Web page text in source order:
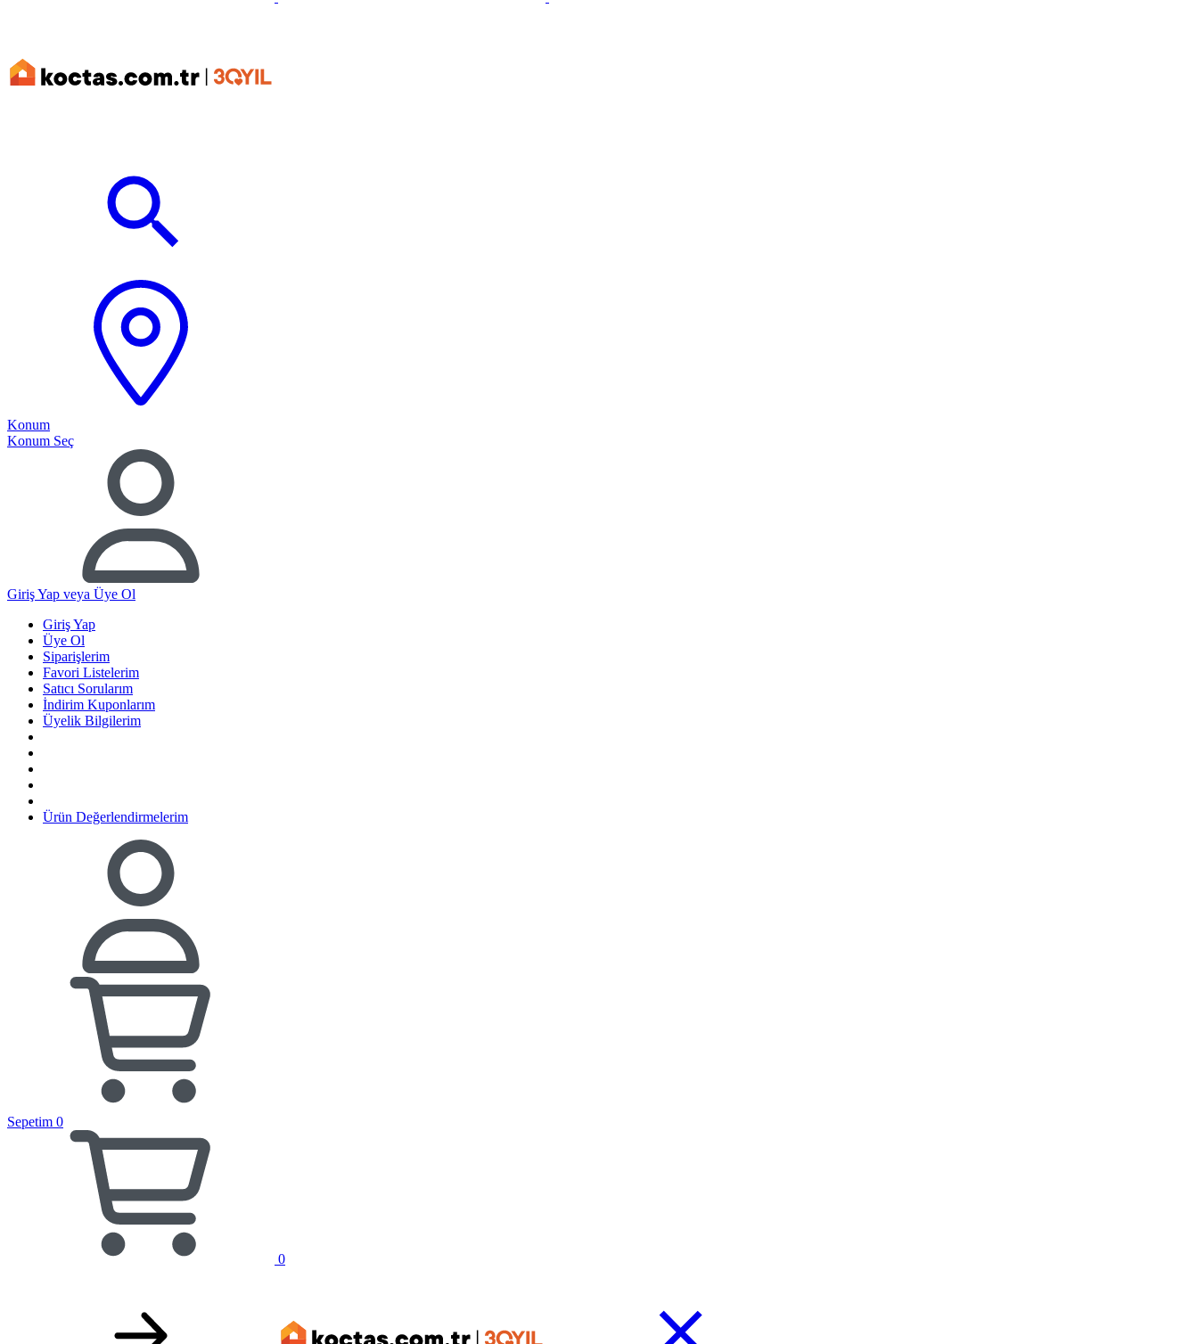
Konum
Konum Seç
Giriş Yap veya Üye Ol
Giriş Yap
Üye Ol
Siparişlerim
Favori Listelerim
Satıcı Sorularım
İndirim Kuponlarım
Üyelik Bilgilerim
Ürün Değerlendirmelerim
Sepetim 0
0